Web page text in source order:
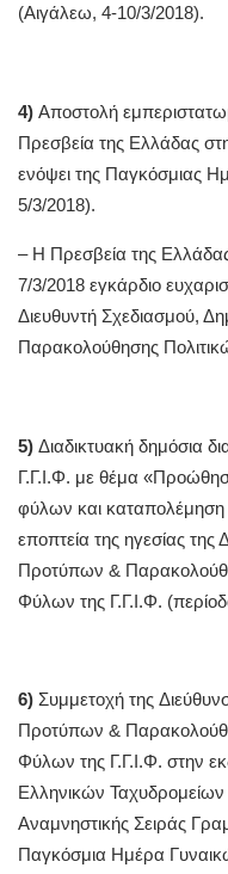
(Αιγάλεω, 4-10/3/2018).
4) Αποστολή
Πρεσβεία της Ελλάδας
ενόψει της Παγκόσμιας
5/3/2018).
– Η Πρεσβεία της
7/3/2018 εγκάρδιο
Διευθυντή Σχεδιασμού,
Παρακολούθησης
5) Διαδικτυακή δημόσια
Γ.Γ.Ι.Φ. με θέμα
φύλων και καταπολέμηση
εποπτεία της ηγεσίας της
Προτύπων &
Φύλων της Γ.Γ.Ι.Φ.
6) Συμμετοχή της
Προτύπων &
Φύλων της Γ.Γ.Ι.Φ. στην
Ελληνικών
Αναμνηστικής Σειράς
Παγκόσμια Ημέρα